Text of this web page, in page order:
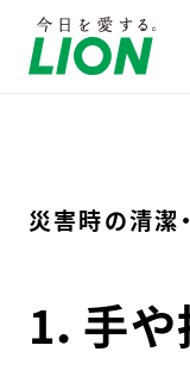
災害時の清潔
1．手